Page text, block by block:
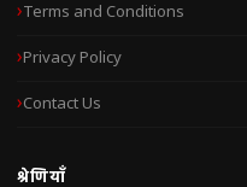
Terms and Conditions
Privacy Policy
Contact Us
श्रेणियाँ